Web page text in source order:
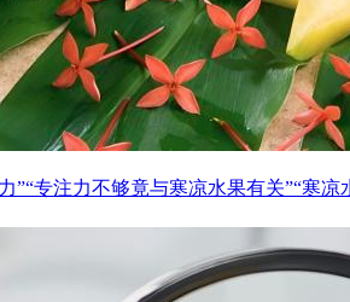
”“专注力不够竟与寒凉水果有关”“寒